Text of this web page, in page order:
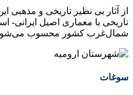
از آثار بی نظیر تاریخی و مذهبی
تاریخی با معماری اصیل ایرانی-
شمال‌غرب کشور محسوب
سوغات